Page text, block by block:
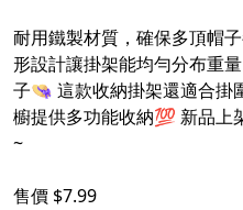
耐用鐵製材質，確保多頂帽
形設計讓掛架能均勻分布重
子👒 這款收納掛架還適合掛
櫥提供多功能收納💯 新品上
~
售價 $7.99